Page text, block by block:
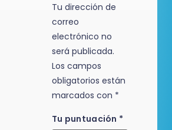
Tu dirección de
correo
electrónico no
será publicada.
Los campos
obligatorios están
marcados con *
Tu puntuación *